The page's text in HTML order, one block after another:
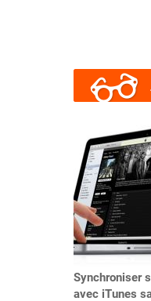
Synchroniser
avec iTunes
Précédent